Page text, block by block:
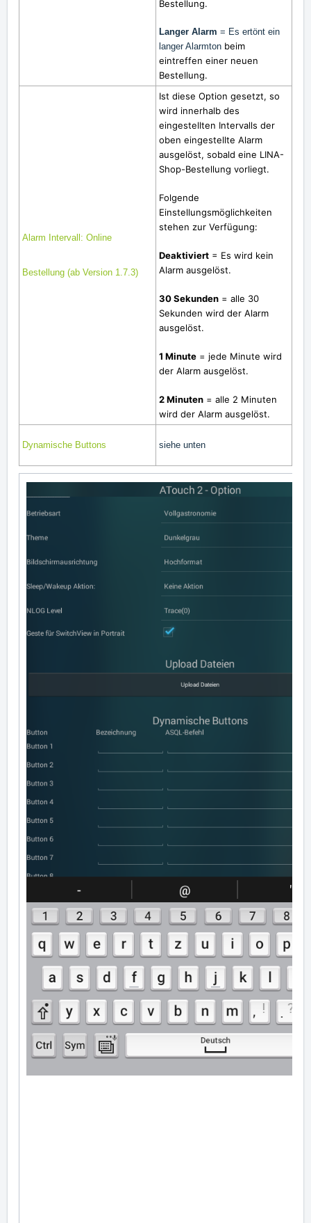
Bestellung.
Langer Alarm = Es ertönt ein
langer Alarmton beim
eintreffen einer neuen
Bestellung.
Alarm Intervall: Online
Bestellung (ab Version 1.7.3)
Ist diese Option gesetzt, so
wird innerhalb des
eingestellten Intervalls der
oben eingestellte Alarm
ausgelöst, sobald eine LINA-
Shop-Bestellung vorliegt.
Folgende
Einstellungsmöglichkeiten
stehen zur Verfügung:
Deaktiviert = Es wird kein
Alarm ausgelöst.
30 Sekunden = alle 30
Sekunden wird der Alarm
ausgelöst.
1 Minute = jede Minute wird
der Alarm ausgelöst.
2 Minuten = alle 2 Minuten
wird der Alarm ausgelöst.
Dynamische Buttons siehe unten